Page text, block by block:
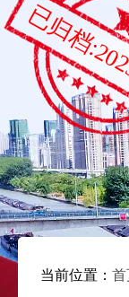
已归档
当前位置： 首